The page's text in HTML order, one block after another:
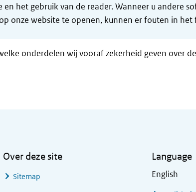
het gebruik van de reader. Wanneer u andere
onze website te openen, kunnen er fouten in
onderdelen wij vooraf zekerheid geven over
Over deze site
Sitemap
Language
English